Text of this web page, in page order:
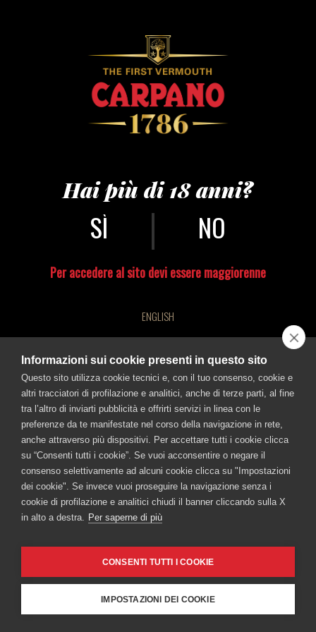
carpano 230 anni –
®andreaguermani
CONTATTACI
©FRATELLI BRANCA DISTILLERIE S.p.A.
Sede legale: Via Broletto 35, 20121 Milano - Uffici e stabilimento: Via Resegone
2, 20159 Milano - info@branca.it
Iscritta al Registro Imprese di Milano al n. 00720670157 - Codice Fiscale e P.IVA
n.: 00720670157
Capitale Sociale Euro 1.500.000,00 i.v.
TUTTI I SITI BRANCA
Branca Fernet-Branca Brancamenta
Caffè Borghetti
Museo Branca
Ciminiera Branca
BEVI RESPONSABILMENTE
Hai più di 18 anni?
| NO
Per accedere al sito devi essere maggiorenne
ENGLISH
BEVI RESPONSABILMENTE!
FRATELLI BRANCA DISTILLERIE SRL
Via Broletto 35, 20121 Milan, Italy Milan Registry of Companies no.
00720670157 – Taxpayer and VAT no.: IT00720670157 - Capital
Stock 1,500,000.00 Euros, fully paid-in.
Informazioni sui cookie presenti in questo sito
Questo sito utilizza cookie tecnici e, con il tuo consenso, cookie e
altri tracciatori di profilazione e analitici, anche di terze parti, al fine
tra l’altro di inviarti pubblicità e offrirti servizi in linea con le
preferenze da te manifestate nel corso della navigazione in rete,
anche attraverso più dispositivi. Per accettare tutti i cookie clicca
su “Consenti tutti i cookie”. Se vuoi acconsentire o negare il
consenso selettivamente ad alcuni cookie clicca su "Impostazioni
dei cookie". Se invece vuoi proseguire la navigazione senza i
cookie di profilazione e analitici chiudi il banner cliccando sulla X
in alto a destra. Per saperne di più
CONSENTI TUTTI I COOKIE
IMPOSTAZIONI DEI COOKIE